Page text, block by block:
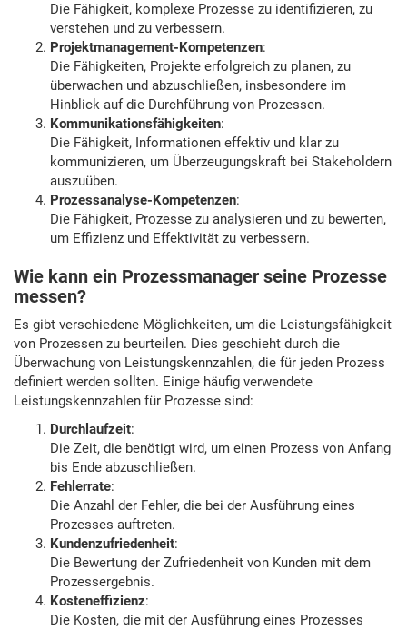
Die Fähigkeit, komplexe Prozesse zu identifizieren, zu
verstehen und zu verbessern.
Projektmanagement-Kompetenzen:
Die Fähigkeiten, Projekte erfolgreich zu planen, zu
überwachen und abzuschließen, insbesondere im
Hinblick auf die Durchführung von Prozessen.
Kommunikationsfähigkeiten:
Die Fähigkeit, Informationen effektiv und klar zu
kommunizieren, um Überzeugungskraft bei Stakeholdern
auszuüben.
Prozessanalyse-Kompetenzen:
Die Fähigkeit, Prozesse zu analysieren und zu bewerten,
um Effizienz und Effektivität zu verbessern.
Wie kann ein Prozessmanager seine Prozesse
messen?
Es gibt verschiedene Möglichkeiten, um die Leistungsfähigkeit
von Prozessen zu beurteilen. Dies geschieht durch die
Überwachung von Leistungskennzahlen, die für jeden Prozess
definiert werden sollten. Einige häufig verwendete
Leistungskennzahlen für Prozesse sind:
Durchlaufzeit:
Die Zeit, die benötigt wird, um einen Prozess von Anfang
bis Ende abzuschließen.
Fehlerrate:
Die Anzahl der Fehler, die bei der Ausführung eines
Prozesses auftreten.
Kundenzufriedenheit:
Die Bewertung der Zufriedenheit von Kunden mit dem
Prozessergebnis.
Kosteneffizienz:
Die Kosten, die mit der Ausführung eines Prozesses